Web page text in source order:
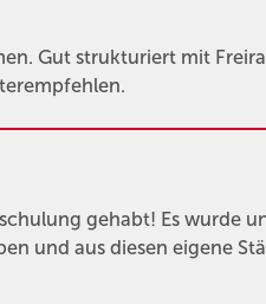
Gut strukturiert mit
gehabt! Es wurde
und aus diesen eigene